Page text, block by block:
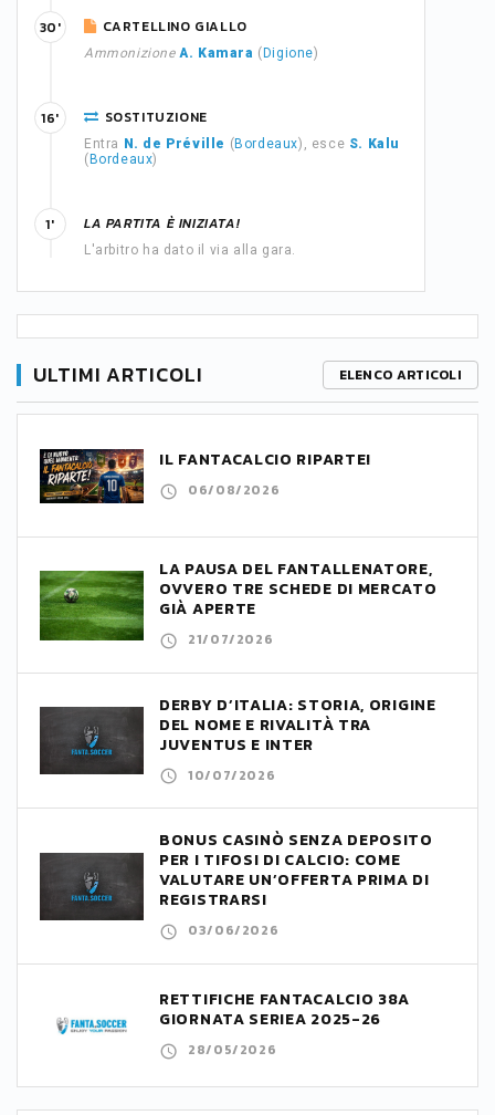
CARTELLINO GIALLO
Ammonizione A. Kamara ( Digione)
30'
SOSTITUZIONE
Entra N. de Préville ( Bordeaux), esce S. Kalu
( Bordeaux)
16'
LA PARTITA È INIZIATA!
L'arbitro ha dato il via alla gara.
1'
ULTIMI ARTICOLI ELENCO ARTICOLI
IL FANTACALCIO RIPARTE!
06/08/2026
LA PAUSA DEL FANTALLENATORE,
OVVERO TRE SCHEDE DI MERCATO
GIÀ APERTE
21/07/2026
DERBY D’ITALIA: STORIA, ORIGINE
DEL NOME E RIVALITÀ TRA
JUVENTUS E INTER
10/07/2026
BONUS CASINÒ SENZA DEPOSITO
PER I TIFOSI DI CALCIO: COME
VALUTARE UN’OFFERTA PRIMA DI
REGISTRARSI
03/06/2026
RETTIFICHE FANTACALCIO 38A
GIORNATA SERIEA 2025-26
28/05/2026